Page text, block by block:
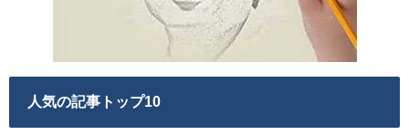
人気の記事トップ10